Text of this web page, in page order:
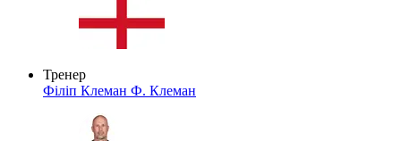
Тренер
Філіп Клеман Ф. Клеман